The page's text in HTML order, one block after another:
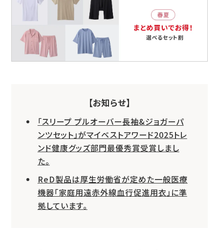
【お知らせ】
「スリープ プルオーバー長袖&ジョガーパ
ンツセット」がマイベストアワード2025トレ
ンド健康グッズ部門最優秀賞受賞しまし
た。
ReD製品は厚生労働省が定めた一般医療
機器「家庭用遠赤外線血行促進用衣」に準
拠しています。